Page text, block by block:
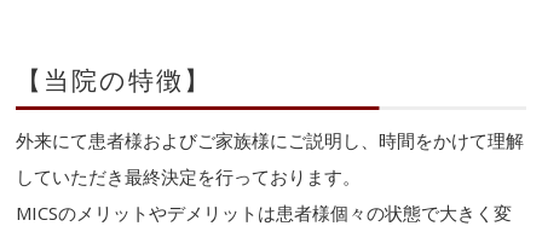
【当院の特徴】
外来にて患者様およびご家族様にご説明し、時間をかけて理解
していただき最終決定を行っております。
MICSのメリットやデメリットは患者様個々の状態で大きく変